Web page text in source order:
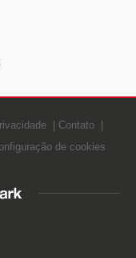
Contato
de cookies